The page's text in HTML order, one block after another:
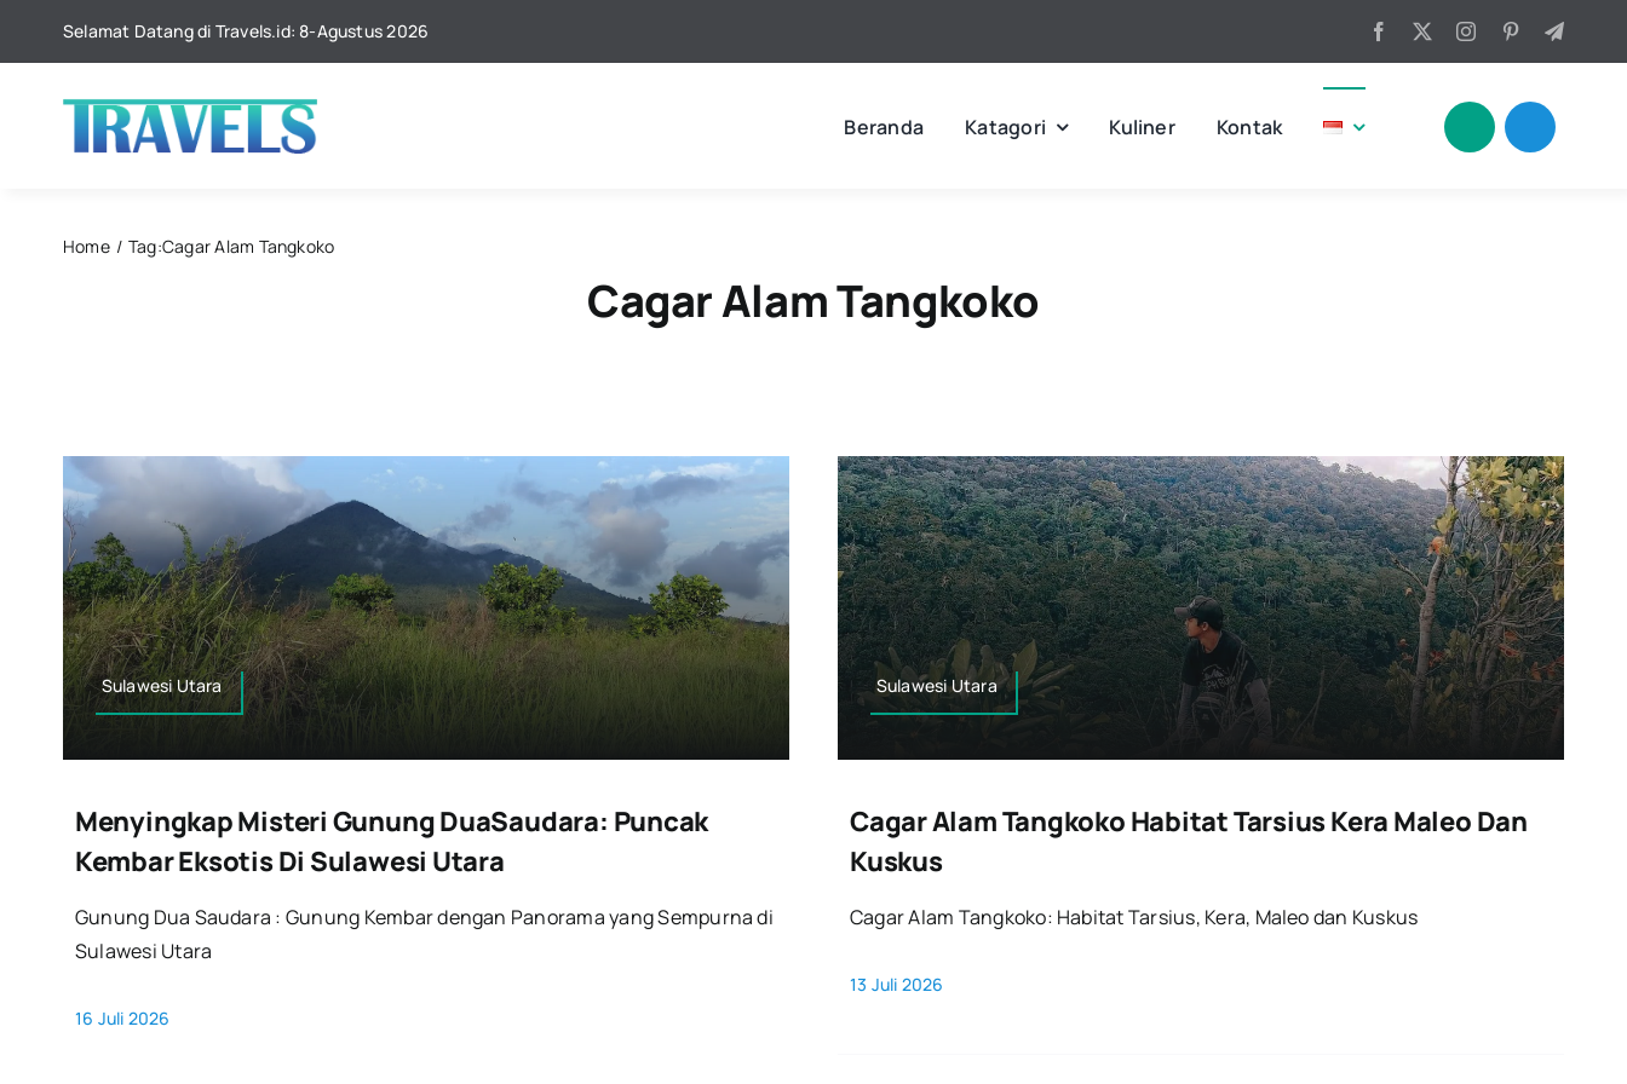
Selamat Datang di Travels.id: 8-Agustus 2026
Beranda Katagori Kuliner Kontak
Home Tag:Cagar Alam Tangkoko
Cagar Alam Tangkoko
Sulawesi Utara
Menyingkap Misteri Gunung DuaSaudara: Puncak
Kembar Eksotis Di Sulawesi Utara
Gunung Dua Saudara : Gunung Kembar dengan Panorama yang Sempurna di
Sulawesi Utara
16 Juli 2026
Sulawesi Utara
Cagar Alam Tangkoko Habitat Tarsius Kera Maleo Dan
Kuskus
Cagar Alam Tangkoko: Habitat Tarsius, Kera, Maleo dan Kuskus
13 Juli 2026